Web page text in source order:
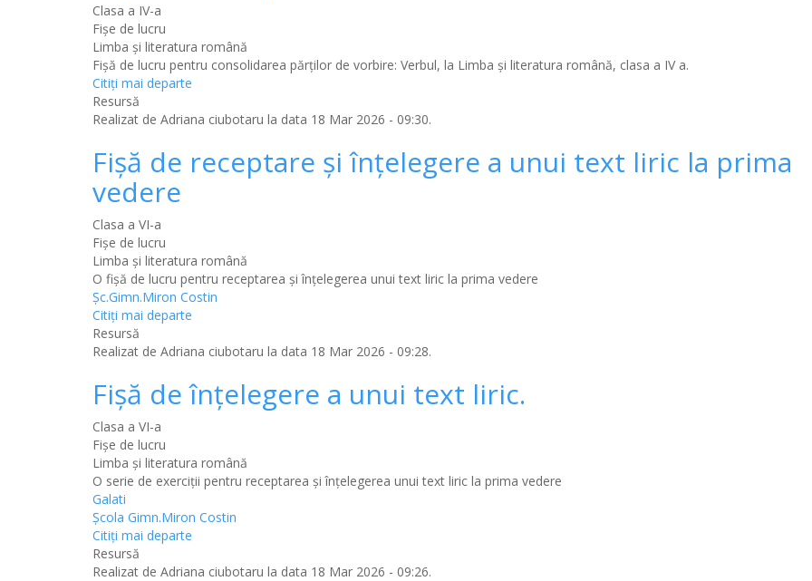
Clasa a IV-a
Fișe de lucru
Limba şi literatura română
Fișă de lucru pentru consolidarea părților de vorbire: Verbul, la Limba și literatura română, clasa a IV a.
Citiţi mai departe
Resursă
Realizat de Adriana ciubotaru la data 18 Mar 2026 - 09:30.
Fişă de receptare şi înţelegere a unui text liric la prima
vedere
Clasa a VI-a
Fișe de lucru
Limba şi literatura română
O fişă de lucru pentru receptarea şi înţelegerea unui text liric la prima vedere
Şc.Gimn.Miron Costin
Citiţi mai departe
Resursă
Realizat de Adriana ciubotaru la data 18 Mar 2026 - 09:28.
Fişă de înţelegere a unui text liric.
Clasa a VI-a
Fișe de lucru
Limba şi literatura română
O serie de exerciţii pentru receptarea şi înţelegerea unui text liric la prima vedere
Galati
Şcola Gimn.Miron Costin
Citiţi mai departe
Resursă
Realizat de Adriana ciubotaru la data 18 Mar 2026 - 09:26.